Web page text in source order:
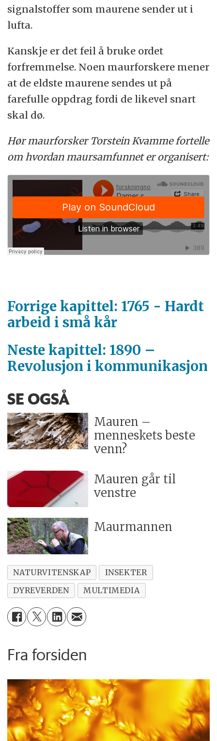
signalstoffer som maurene sender ut i
lufta.
Kanskje er det feil å bruke ordet
forfremmelse. Noen maurforskere mener
at de eldste maurene sendes ut på
farefulle oppdrag fordi de likevel snart
skal dø.
Hør maurforsker Torstein Kvamme fortelle
om hvordan maursamfunnet er organisert:
Forrige kapittel: 1765 - Hardt
arbeid i små kår
Neste kapittel: 1890 –
Revolusjon i kommunikasjon
SE OGSÅ
Mauren –
menneskets beste
venn?
Mauren går til
venstre
Maurmannen
NATURVITENSKAP
INSEKTER
DYREVERDEN
MULTIMEDIA
Fra forsiden